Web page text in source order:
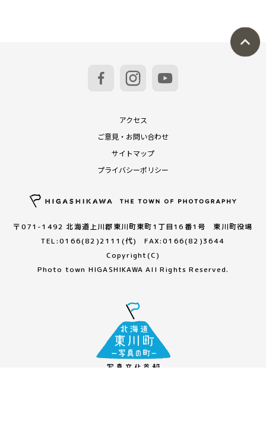
アクセス
ご意見・お問い合わせ
サイトマップ
プライバシーポリシー
〒071-1492 北海道上川郡東川町東町1丁目16番1号 東川町役場
TEL:0166(82)2111(代) FAX:0166(82)3644
Copyright(C)
Photo town HIGASHIKAWA All Rights Reserved.